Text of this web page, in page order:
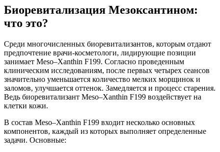
Биоревитализация Мезоксантином:
что это?
Среди многочисленных биоревитализантов, которым отдают
предпочтение врачи-косметологи, лидирующие позиции
занимает Meso–Xanthin F199. Согласно проведенным
клиническим исследованиям, после первых четырех сеансов
значительно уменьшается количество мелких морщинок и
заломов, улучшается оттенок. Замедляется и процесс старения.
Ведь биоревитализант Meso–Xanthin F199 воздействует на
клетки кожи.
В состав Meso–Xanthin F199 входит несколько основных
компонентов, каждый из которых выполняет определенные
задачи. Основные: